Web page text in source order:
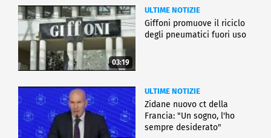
03:19
ULTIME NOTIZIE
Giffoni promuove il riciclo
degli pneumatici fuori uso
ULTIME NOTIZIE
Zidane nuovo ct della
Francia: "Un sogno, l'ho
sempre desiderato"